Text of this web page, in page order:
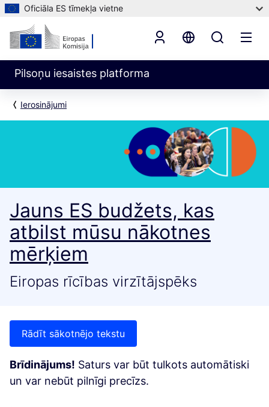
Oficiāla ES tīmekļa vietne
Pilsoņu iesaistes platforma
Ierosinājumi
Jauns ES budžets, kas
atbilst mūsu nākotnes
mērķiem
Eiropas rīcības virzītājspēks
Rādīt sākotnējo tekstu
Brīdinājums! Saturs var būt tulkots automātiski
un var nebūt pilnīgi precīzs.